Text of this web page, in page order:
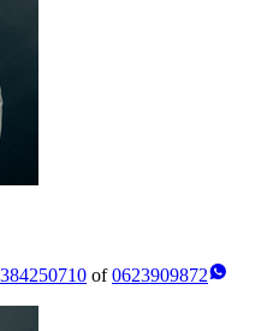
of0623909872